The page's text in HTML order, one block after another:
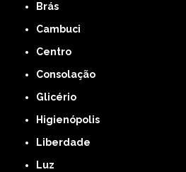
Brás
Cambuci
Centro
Consolação
Glicério
Higienópolis
Liberdade
Luz